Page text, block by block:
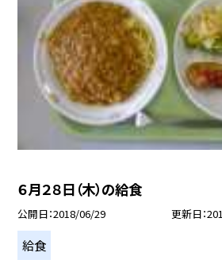
６月２８日（木）の給食
公開日 2018/06/29 更新日
給食